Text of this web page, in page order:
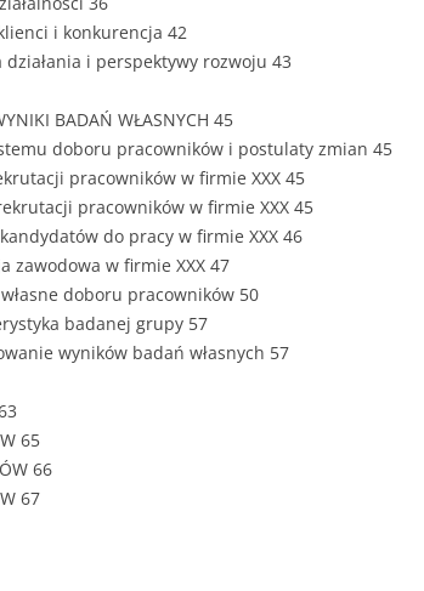
PEDAGOGIKA
PRAWO
PSYCHOLOGIA
RACHUNKOWOŚĆ
REKLAMA
RESOCJALIZACJA
i konkurencja 42
działania i perspektywy rozwoju 43
BADAŃ WŁASNYCH 45
doboru pracowników i postulaty zmian 45
pracowników w firmie XXX 45
pracowników w firmie XXX 45
do pracy w firmie XXX 46
zawodowa w firmie XXX 47
doboru pracowników 50
badanej grupy 57
wyników badań własnych 57
65
66
67